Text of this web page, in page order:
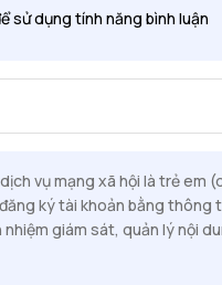
sử dụng tính năng bình luận
vụ mạng xã hội là trẻ em
ký tài khoản bằng thông
giám sát, quản lý nội